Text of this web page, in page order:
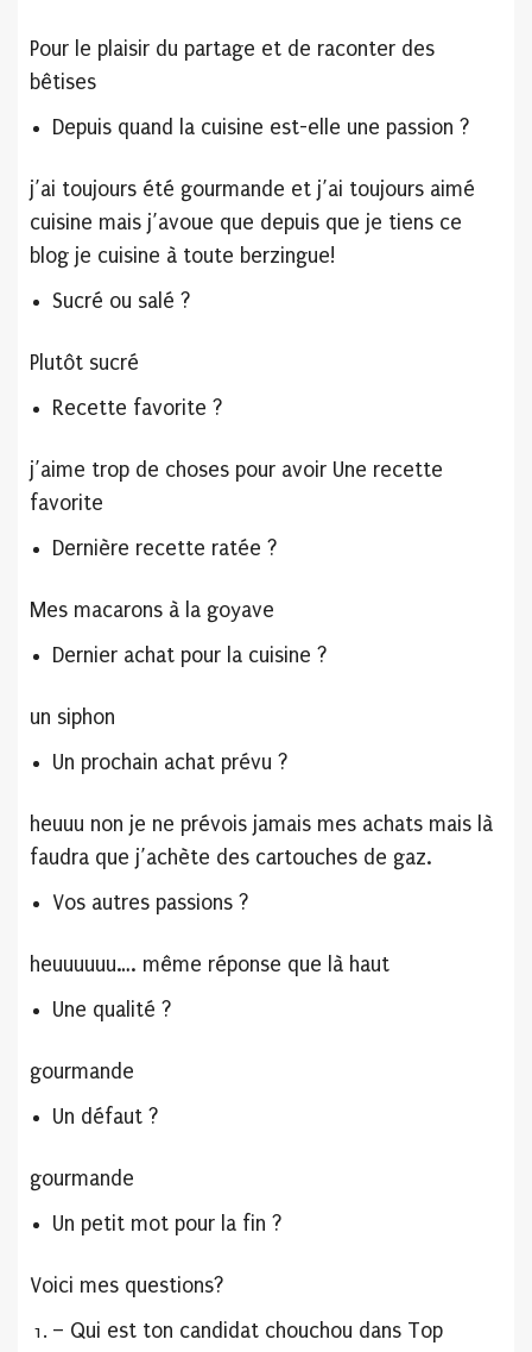
Pour le plaisir du partage et de raconter des
bêtises
Depuis quand la cuisine est-elle une passion ?
j’ai toujours été gourmande et j’ai toujours aimé
cuisine mais j’avoue que depuis que je tiens ce
blog je cuisine à toute berzingue!
Sucré ou salé ?
Plutôt sucré
Recette favorite ?
j’aime trop de choses pour avoir Une recette
favorite
Dernière recette ratée ?
Mes macarons à la goyave
Dernier achat pour la cuisine ?
un siphon
Un prochain achat prévu ?
heuuu non je ne prévois jamais mes achats mais là
faudra que j’achète des cartouches de gaz.
Vos autres passions ?
heuuuuuu…. même réponse que là haut
Une qualité ?
gourmande
Un défaut ?
gourmande
Un petit mot pour la fin ?
Voici mes questions?
– Qui est ton candidat chouchou dans Top